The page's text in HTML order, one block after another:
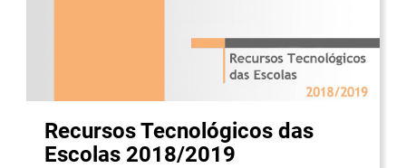
Recursos Tecnológicos das
Escolas 2018/2019